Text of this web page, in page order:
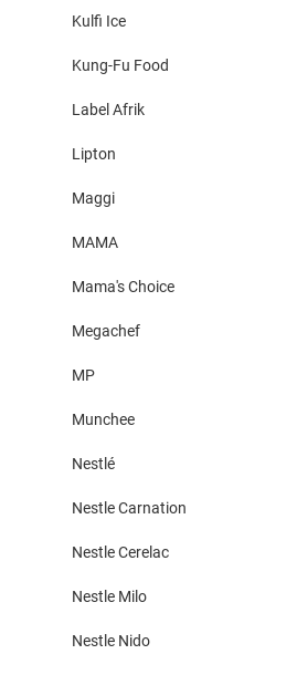
Kulfi Ice
Kung-Fu Food
Label Afrik
Lipton
Maggi
MAMA
Mama's Choice
Megachef
MP
Munchee
Nestlé
Nestle Carnation
Nestle Cerelac
Nestle Milo
Nestle Nido